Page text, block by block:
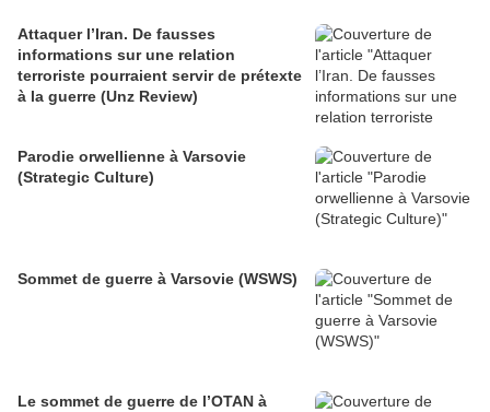
Attaquer l’Iran. De fausses
informations sur une relation
terroriste pourraient servir de prétexte
à la guerre (Unz Review)
Parodie orwellienne à Varsovie
(Strategic Culture)
Sommet de guerre à Varsovie (WSWS)
Le sommet de guerre de l’OTAN à